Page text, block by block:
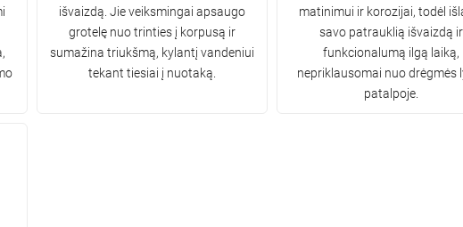
išvaizdą. Jie veiksmingai apsaugo
grotelę nuo trinties į korpusą ir
sumažina triukšmą, kylantį vandeniui
tekant tiesiai į nuotaką.
matinimui ir korozijai, todėl
savo patrauklią išvaizdą ir
funkcionalumą ilgą laiką,
nepriklausomai nuo drėgmės
patalpoje.